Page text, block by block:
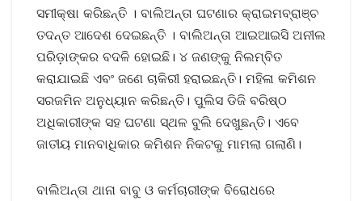
ସମୀକ୍ଷା କରିଛନ୍ତି । ବାଲିଅନ୍ତା ଘଟଣାର କ୍ରାଇମବ୍ରାଞ୍ଚ
ତଦନ୍ତ ଆଦେଶ ଦେଇଛନ୍ତି । ବାଲିଅନ୍ତା ଆଇଆଇସି ଅନୀଲ
ପରିଡ଼ାଙ୍କର ବଦଳି ହୋଇଛି। ୪ ଜଣଙ୍କୁ ନିଲମ୍ବିତ
କରାଯାଇଛି ଏବଂ ଜଣେ ଚାକିରୀ ହରାଇଛନ୍ତି। ମହିଳା କମିଶନ
ସରଜମିନ ଅନୁଧ୍ୟାନ କରିଛନ୍ତି। ପୁଲିସ ଡିଜି ବରିଷ୍ଠ
ଅଧିକାରୀଙ୍କ ସହ ଘଟଣା ସ୍ଥଳ ବୁଲି ଦେଖୁଛନ୍ତି। ଏବେ
ଜାତୀୟ ମାନବାଧିକାର କମିଶନ ନିକଟକୁ ମାମଲା ଗଲାଣି।
ବାଲିଅନ୍ତା ଥାନା ବାବୁ ଓ କର୍ମଚାରୀଙ୍କ ବିରୋଧରେ